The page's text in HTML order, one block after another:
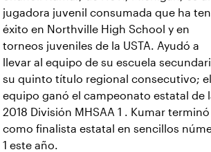
jugadora juvenil consumada que ha
éxito en Northville High School y en
torneos juveniles de la USTA. Ayudó a
llevar al equipo de su escuela
su quinto título regional consecutivo; el
equipo ganó el campeonato estatal de
2018 División MHSAA 1 . Kumar terminó
como finalista estatal en sencillos
1 este año.